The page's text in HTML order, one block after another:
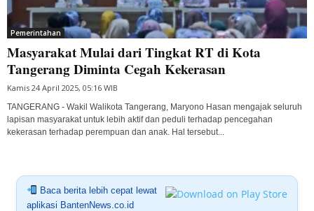
Pemerintahan
Masyarakat Mulai dari Tingkat RT di Kota
Tangerang Diminta Cegah Kekerasan
Kamis 24 April 2025, 05:16 WIB
TANGERANG - Wakil Walikota Tangerang, Maryono Hasan mengajak seluruh
lapisan masyarakat untuk lebih aktif dan peduli terhadap pencegahan
kekerasan terhadap perempuan dan anak. Hal tersebut...
Baca berita lebih cepat lewat
aplikasi BantenNews.co.id